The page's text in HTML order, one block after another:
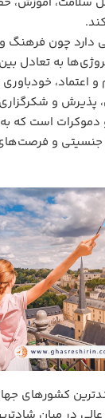
دارد چون فرهنگ
به تعادل بین
اعتماد،
پذیرش و
است که به
و فرصت‌های
کشورهای